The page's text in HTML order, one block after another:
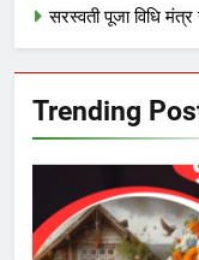
सरस्वती पूजा विधि
Trending